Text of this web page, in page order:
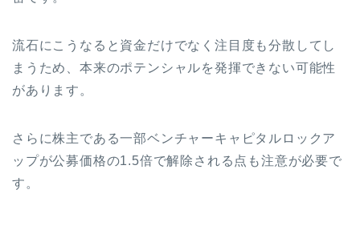
流石にこうなると資金だけでなく注目度も分散してし
まうため、本来のポテンシャルを発揮できない可能性
があります。
さらに株主である一部ベンチャーキャピタルロックア
ップが公募価格の1.5倍で解除される点も注意が必要で
す。